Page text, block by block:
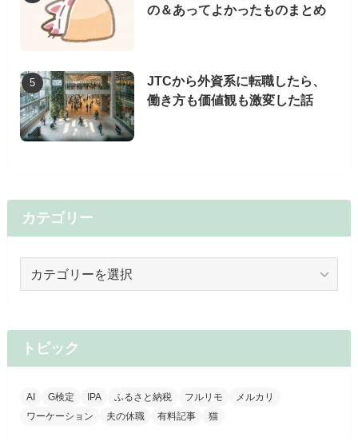
の＆あってよかったものまとめ
JTCから外資系に転職したら、
働き方も価値観も激変した話
カテゴリー
ートピック
AI G検定 IPA ふるさと納税 フルリモ
メルカリ
ワーケーション
夫の休職 有料記事 猫